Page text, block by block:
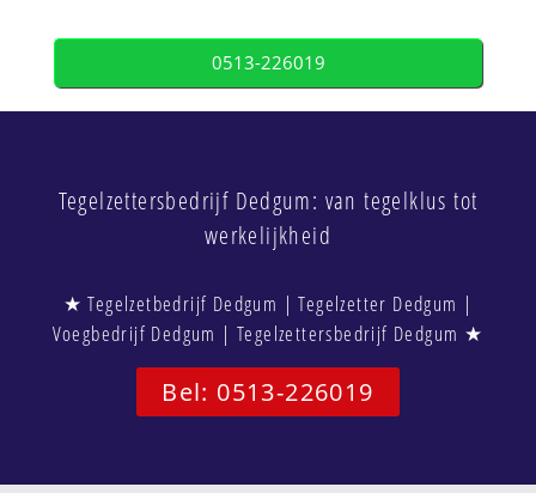
0513-226019
Tegelzettersbedrijf Dedgum: van tegelklus tot
werkelijkheid
★ Tegelzetbedrijf Dedgum | Tegelzetter Dedgum |
Voegbedrijf Dedgum | Tegelzettersbedrijf Dedgum ★
Bel: 0513-226019